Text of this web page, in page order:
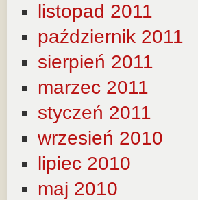
listopad 2011
październik 2011
sierpień 2011
marzec 2011
styczeń 2011
wrzesień 2010
lipiec 2010
maj 2010